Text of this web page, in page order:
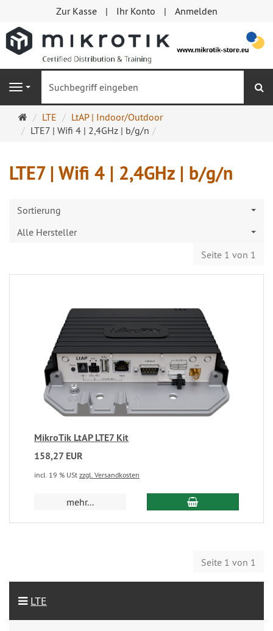
Zur Kasse Ihr Konto Anmelden
Navigation
Startseite
LTE
LtAP | Indoor/Outdoor
LTE7 | Wifi 4 | 2,4GHz | b/g/n
LTE7 | Wifi 4 | 2,4GHz | b/g/n
Sortierung
Alle Hersteller
Seite 1 von 1
MikroTik LtAP LTE7 Kit
158,27 EUR
incl. 19 % USt zzgl. Versandkosten
mehr...
Seite 1 von 1
LTE